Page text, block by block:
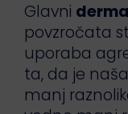
Glavni
povzročata
uporaba
ta, da je
manj